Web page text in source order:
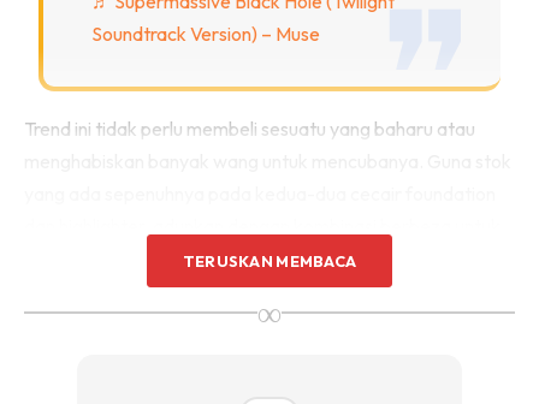
Soundtrack Version) – Muse
Trend ini tidak perlu membeli sesuatu yang baharu atau
mencari perkara yang paling anda suka.
Beberapa petua juru solek: Jika anda ingin mencipta
TERUSKAN MEMBACA
∞